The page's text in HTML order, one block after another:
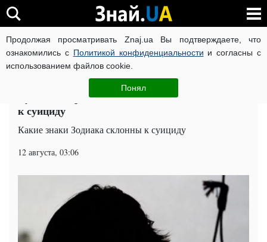
Продолжая просматривать Znaj.ua Вы подтверждаете, что
ознакомились с Политикой конфиденциальности и согласны с
использованием файлов cookie.
Понял
ВОЙНА РОССИИ ПРОТИВ УКРАИНЫ КОРОНАВИРУС В
Общество ЧИТАТИ УКРАЇНСЬКОЮ
Будьте осторожны: эти знаки Зодиака склонны
к суициду
Какие знаки Зодиака склонны к суициду
12 августа, 03:06